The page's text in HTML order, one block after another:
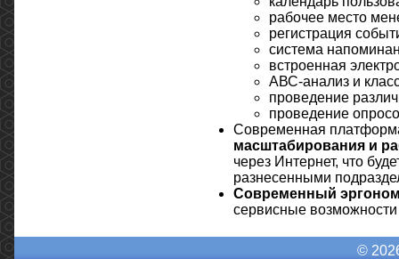
рабочее место
регистрация
система
встроенная
АВС-анализ и
проведение
проведение
Современная
масштабирования и
через Интернет, что
разнесенными
Современный
сервисные
©